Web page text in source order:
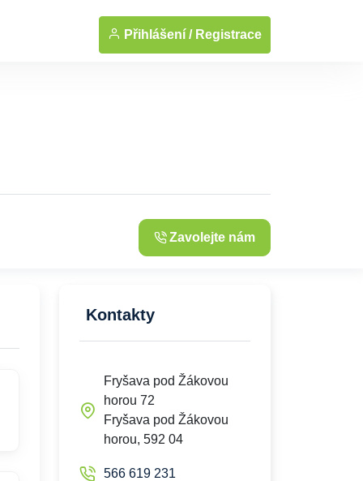
Přihlášení / Registrace
... Zobrazit fotografie
Zavolejte nám
Kontakty
Fryšava pod Žákovou
horou 72
Fryšava pod Žákovou
horou, 592 04
566 619 231